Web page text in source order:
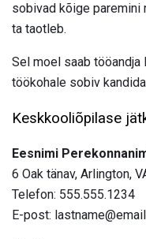
sobivad kõige paremini
ta taotleb.
Sel moel saab tööandja
töökohale sobiv
Keskkooliõpilase
Eesnimi
6 Oak tänav, Arlington,
Telefon: 555.555.1234
E-post: